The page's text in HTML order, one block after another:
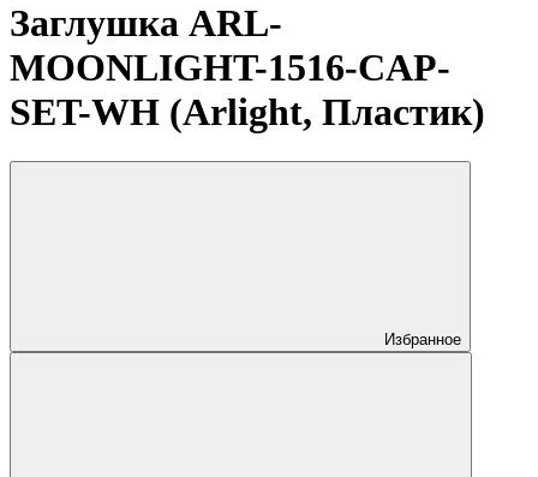
Заглушка ARL-
MOONLIGHT-1516-CAP-
SET-WH (Arlight, Пластик)
Избранное